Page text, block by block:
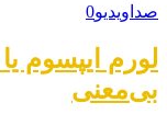
صدا ویدیو0
لورم ایپسوم
بی‌معنی